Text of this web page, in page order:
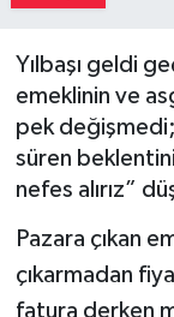
Yılbaşı geldi
emeklinin ve
pek değişmedi;
süren
nefes alırız”
Pazara çıkan
çıkarmadan
fatura derken
Müzik
Piyasa
Sağlık